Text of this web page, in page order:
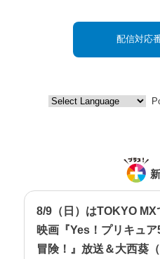
配信対応
8/9（日）はTOKYO MX
映画『Yes！プリキュ
冒険！』放送＆大西葵